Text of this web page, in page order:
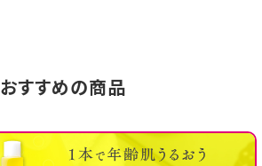
おすすめの商品